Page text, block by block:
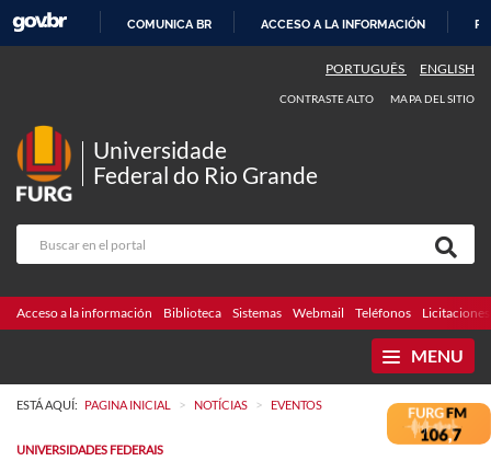
CONTENIDO
COMUNICA BR ACCESO A LA INFORMACIÓN
PORTUGUÊS ENGLISH
CONTRASTE ALTO MAPA DEL SITIO
Universidade
Federal do Rio Grande
Acceso a la información Biblioteca Sistemas Webmail Teléfonos Licitaciones
MENU
ESTÁ AQUÍ: PAGINA INICIAL > NOTÍCIAS > EVENTOS
UNIVERSIDADES FEDERAIS